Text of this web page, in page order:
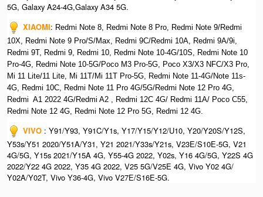
5G, Galaxy A24-4G,Galaxy A34 5G.
XIAOMI: Redmi Note 8, Redmi Note 8 Pro, Redmi Note 9/Redmi
10X, Redmi Note 9 Pro/S/Max, Redmi 9C/Redmi 10A, Redmi 9A/9i,
Redmi 9T, Redmi 9, Redmi 10, Redmi Note 10-4G/10S, Redmi Note 10
Pro-4G, Redmi Note 10-5G/Poco M3 Pro-5G, Poco X3/X3 NFC/X3 Pro,
Mi 11 Lite/11 Lite, Mi 11T/Mi 11T Pro-5G, Redmi Note 11-4G/Note 11s-
4G, Redmi 10C, Redmi Note 11 Pro 4G/5G/Redmi Note 12 Pro 4G,
Redmi A1 2022 4G/Redmi A2 , Redmi 12C 4G/ Redmi 11A/ Poco C55,
Redmi Note 12 4G, Redmi Note 12 Pro 5G, Redmi 12 4G.
VIVO : Y91/Y93, Y91C/Y1s, Y17/Y15/Y12/U10, Y20/Y20S/Y12S,
Y53s/Y51 2020/Y51A/Y31, Y21 2021/Y33s/Y21s, V23E/S10E-5G, V21
4G/5G, Y15s 2021/Y15A 4G, Y55-4G 2022, Y02s, Y16 4G/5G, Y22S 4G
2022/Y22 4G 2022, Y35 4G 2022, V25 5G/V25E 4G, Vivo Y02 4G/
Y02A/Y02T, Vivo Y36-4G, Vivo V27E/S16E-5G.